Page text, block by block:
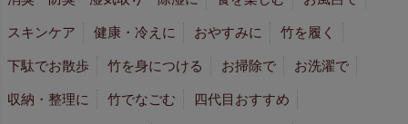
スキンケア 健康・冷えに おやすみに 竹を履く
下駄でお散歩 竹を身につける お掃除で お洗濯で
収納・整理に 竹でなごむ 四代目おすすめ